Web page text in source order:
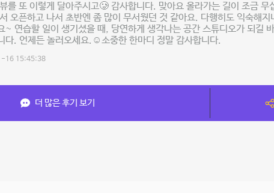
를 또 이렇게 달아주시고🥲 감사합니다. 맞아요 올라가는 길이 조금 무
오픈하고 나서 초반엔 좀 많이 무서웠던 것 같아요. 다행히도 익숙해지
~ 연습할 일이 생기셨을 때, 당연하게 생각나는 공간 스튜디오가 되길
다. 언제든 놀러오세요.☺️소중한 한마디 정말 감사합니다.
16 15:45:38
더 많은 후기 보기